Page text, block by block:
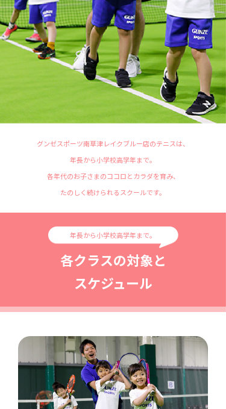
グンゼスポーツ南草津レイクブルー店のテニスは、
年長から小学校高学年まで。
各年代のお子さまのココロとカラダを育み、
たのしく続けられるスクールです。
年長から小学校高学年まで。
各クラスの対象と
スケジュール